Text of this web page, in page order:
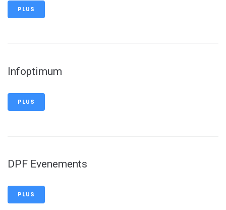
PLUS
Infoptimum
PLUS
DPF Evenements
PLUS